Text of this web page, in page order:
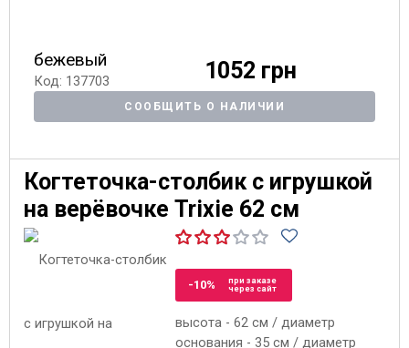
бежевый
Код: 137703 1052 грн
СООБЩИТЬ О НАЛИЧИИ
Когтеточка-столбик с игрушкой
на верёвочке Trixie 62 см
-10%
при заказе
через сайт
высота - 62 см / диаметр
основания - 35 см / диаметр